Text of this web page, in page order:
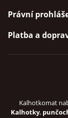
Právní
Platba a
Kalhotkomat
Kalhotky,